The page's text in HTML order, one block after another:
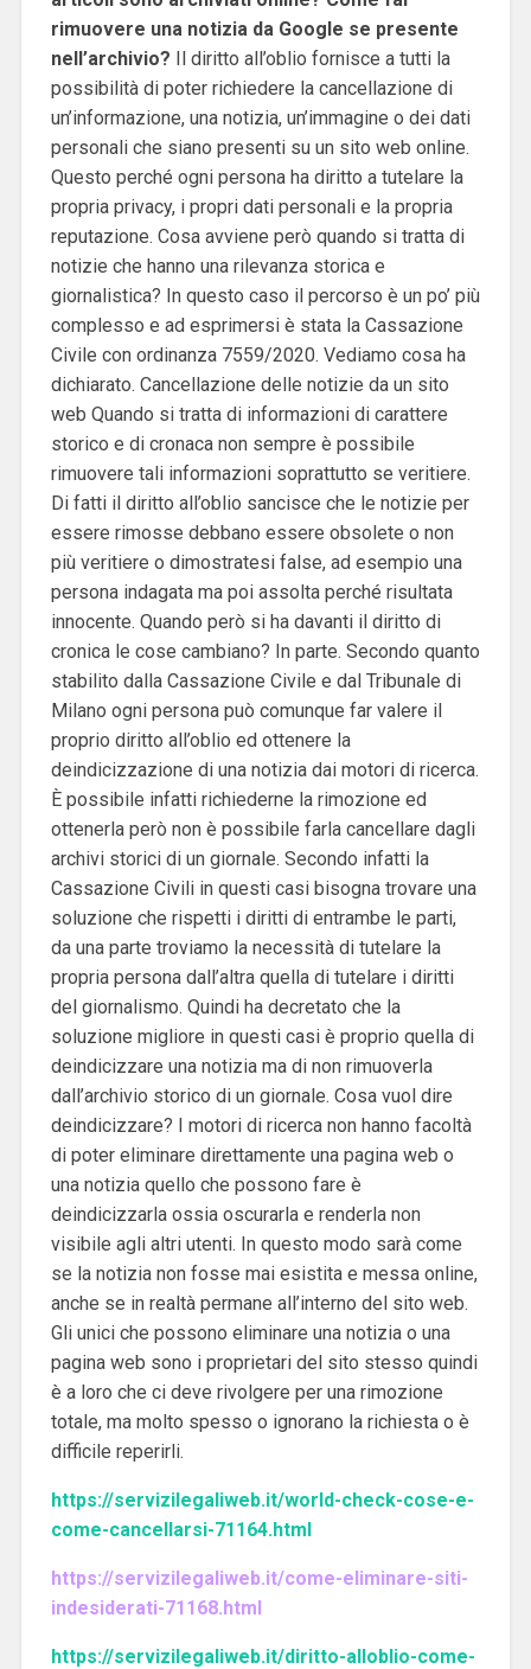
rimuovere una notizia da Google se presente
nell’archivio? Il diritto all’oblio fornisce a tutti la
possibilità di poter richiedere la cancellazione di
un’informazione, una notizia, un’immagine o dei dati
personali che siano presenti su un sito web online.
Questo perché ogni persona ha diritto a tutelare la
propria privacy, i propri dati personali e la propria
reputazione. Cosa avviene però quando si tratta di
notizie che hanno una rilevanza storica e
giornalistica? In questo caso il percorso è un po’ più
complesso e ad esprimersi è stata la Cassazione
Civile con ordinanza 7559/2020. Vediamo cosa ha
dichiarato. Cancellazione delle notizie da un sito
web Quando si tratta di informazioni di carattere
storico e di cronaca non sempre è possibile
rimuovere tali informazioni soprattutto se veritiere.
Di fatti il diritto all’oblio sancisce che le notizie per
essere rimosse debbano essere obsolete o non
più veritiere o dimostratesi false, ad esempio una
persona indagata ma poi assolta perché risultata
innocente. Quando però si ha davanti il diritto di
cronica le cose cambiano? In parte. Secondo quanto
stabilito dalla Cassazione Civile e dal Tribunale di
Milano ogni persona può comunque far valere il
proprio diritto all’oblio ed ottenere la
deindicizzazione di una notizia dai motori di ricerca.
È possibile infatti richiederne la rimozione ed
ottenerla però non è possibile farla cancellare dagli
archivi storici di un giornale. Secondo infatti la
Cassazione Civili in questi casi bisogna trovare una
soluzione che rispetti i diritti di entrambe le parti,
da una parte troviamo la necessità di tutelare la
propria persona dall’altra quella di tutelare i diritti
del giornalismo. Quindi ha decretato che la
soluzione migliore in questi casi è proprio quella di
deindicizzare una notizia ma di non rimuoverla
dall’archivio storico di un giornale. Cosa vuol dire
deindicizzare? I motori di ricerca non hanno facoltà
di poter eliminare direttamente una pagina web o
una notizia quello che possono fare è
deindicizzarla ossia oscurarla e renderla non
visibile agli altri utenti. In questo modo sarà come
se la notizia non fosse mai esistita e messa online,
anche se in realtà permane all’interno del sito web.
Gli unici che possono eliminare una notizia o una
pagina web sono i proprietari del sito stesso quindi
è a loro che ci deve rivolgere per una rimozione
totale, ma molto spesso o ignorano la richiesta o è
difficile reperirli.
https://servizilegaliweb.it/world-check-cose-e-
come-cancellarsi-71164.html
https://servizilegaliweb.it/come-eliminare-siti-
indesiderati-71168.html
https://servizilegaliweb.it/diritto-alloblio-come-